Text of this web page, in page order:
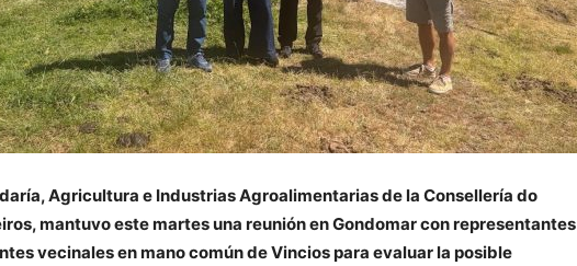
Agricultura e Industrias Agroalimentarias de la Consellería do
mantuvo este martes una reunión en Gondomar con representantes
vecinales en mano común de Vincios para evaluar la posible